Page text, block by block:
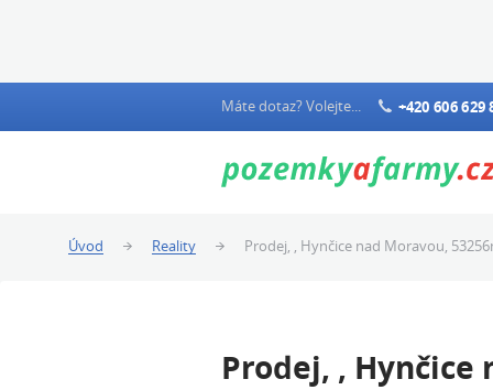
Máte dotaz? Volejte... +420 606 629
Úvod Reality Prodej, , Hynčice nad Moravou,
Prodej, , Hynčice